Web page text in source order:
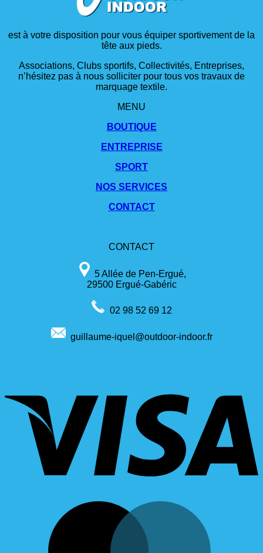
est à votre disposition pour vous équiper sportivement de la
tête aux pieds.
Associations, Clubs sportifs, Collectivités, Entreprises,
n’hésitez pas à nous solliciter pour tous vos travaux de
marquage textile.
MENU
BOUTIQUE
ENTREPRISE
SPORT
NOS SERVICES
CONTACT
CONTACT
5 Allée de Pen-Ergué,
29500 Ergué-Gabéric
02 98 52 69 12
guillaume-iquel@outdoor-indoor.fr